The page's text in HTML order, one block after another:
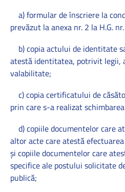
a) formular de înscriere la
prevăzut la anexa nr. 2 la H.G.
b) copia actului de identitate
atestă identitatea, potrivit legii,
valabilitate;
c) copia certificatului de
prin care s-a realizat
d) copiile documentelor care
altor acte care atestă
şi copiile documentelor care
specifice ale postului solicitate
publică;